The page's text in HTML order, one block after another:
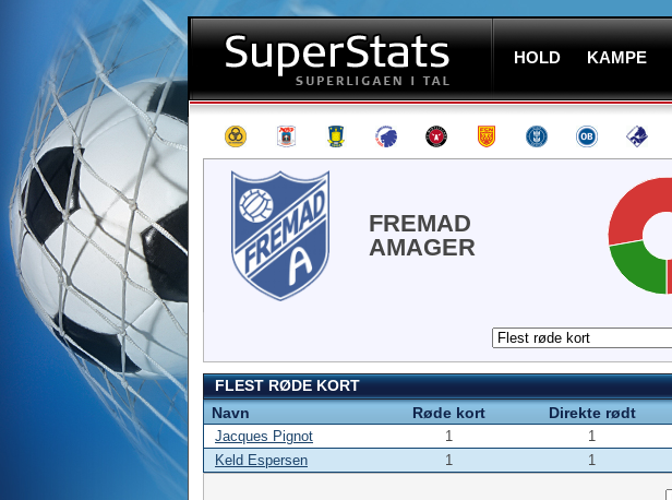
HOLD KAMPE
FREMAD
AMAGER
FLEST RØDE KORT
Navn
Røde kort Direkte rødt
Jacques Pignot 1 1
Keld Espersen
1 1